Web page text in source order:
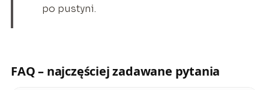
po pustyni.
FAQ – najczęściej zadawane pytania